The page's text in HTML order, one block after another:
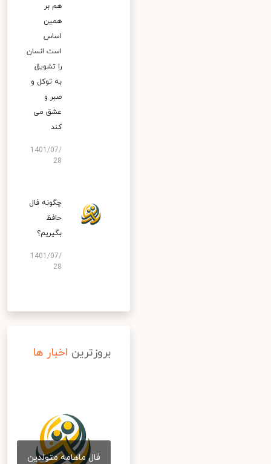
هم بر
همین
اساس
است انسان
را تشویق
به توکل و
صبر و
عشق می
کند
1401/07/
28
چگونه فال
حافظ
بگیریم؟
1401/07/
28
بروزترین اخبار ها
فال ماهامه متولدین